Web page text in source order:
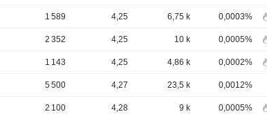
1 589 4,25 6,75 k 0,0003%
2 352 4,25 10 k 0,0005%
1 143 4,25 4,86 k 0,0002%
5 500 4,27 23,5 k 0,0012%
2 100 4,28 9 k 0,0005%